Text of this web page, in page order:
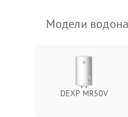
Модели
DEXP MR50V